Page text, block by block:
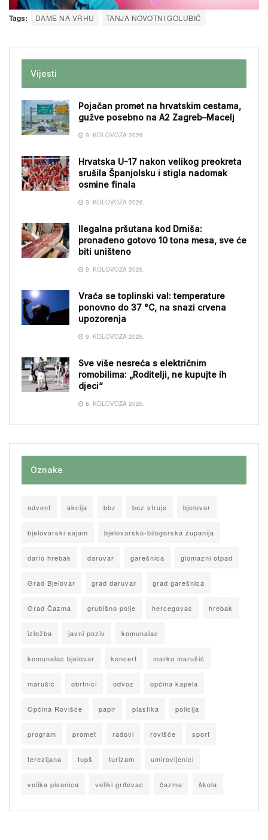
Tags: DAME NA VRHU TANJA NOVOTNI GOLUBIĆ
Vijesti
Pojačan promet na hrvatskim cestama,
gužve posebno na A2 Zagreb–Macelj
9. KOLOVOZA 2026.
Hrvatska U-17 nakon velikog preokreta
srušila Španjolsku i stigla nadomak
osmine finala
9. KOLOVOZA 2026.
Ilegalna pršutana kod Drniša:
pronađeno gotovo 10 tona mesa, sve će
biti uništeno
9. KOLOVOZA 2026.
Vraća se toplinski val: temperature
ponovno do 37 °C, na snazi crvena
upozorenja
9. KOLOVOZA 2026.
Sve više nesreća s električnim
romobilima: „Roditelji, ne kupujte ih
djeci“
8. KOLOVOZA 2026.
Oznake
advent akcija bbz bez struje bjelovar
bjelovarski sajam bjelovarsko-bilogorska županija
dario hrebak daruvar garešnica glomazni otpad
Grad Bjelovar grad daruvar grad garešnica
Grad Čazma grubišno polje hercegovac hrebak
izložba javni poziv komunalac
komunalac bjelovar koncert marko marušić
marušić obrtnici odvoz općina kapela
Općina Rovišće papir plastika policija
program promet radovi rovišće sport
terezijana tupš turizam umirovljenici
velika pisanica veliki grđevac čazma škola